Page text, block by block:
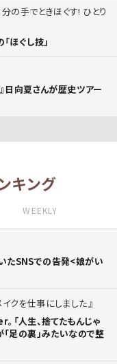
の手でときほぐす! ひとり
ほぐし技」
日向夏さんが歴史ツアー
キング
WEEKLY
たSNSでの告発<娘がい
クを仕事にしました
「人生、捨てたもんじゃ
足の裏」みたいなので整